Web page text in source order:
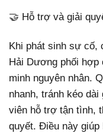
🤝 Hỗ trợ và giải
Khi phát sinh sự cố,
Hải Dương phối hợp
minh nguyên nhân.
nhanh, tránh kéo
viên hỗ trợ tận tình,
quyết. Điều này giúp